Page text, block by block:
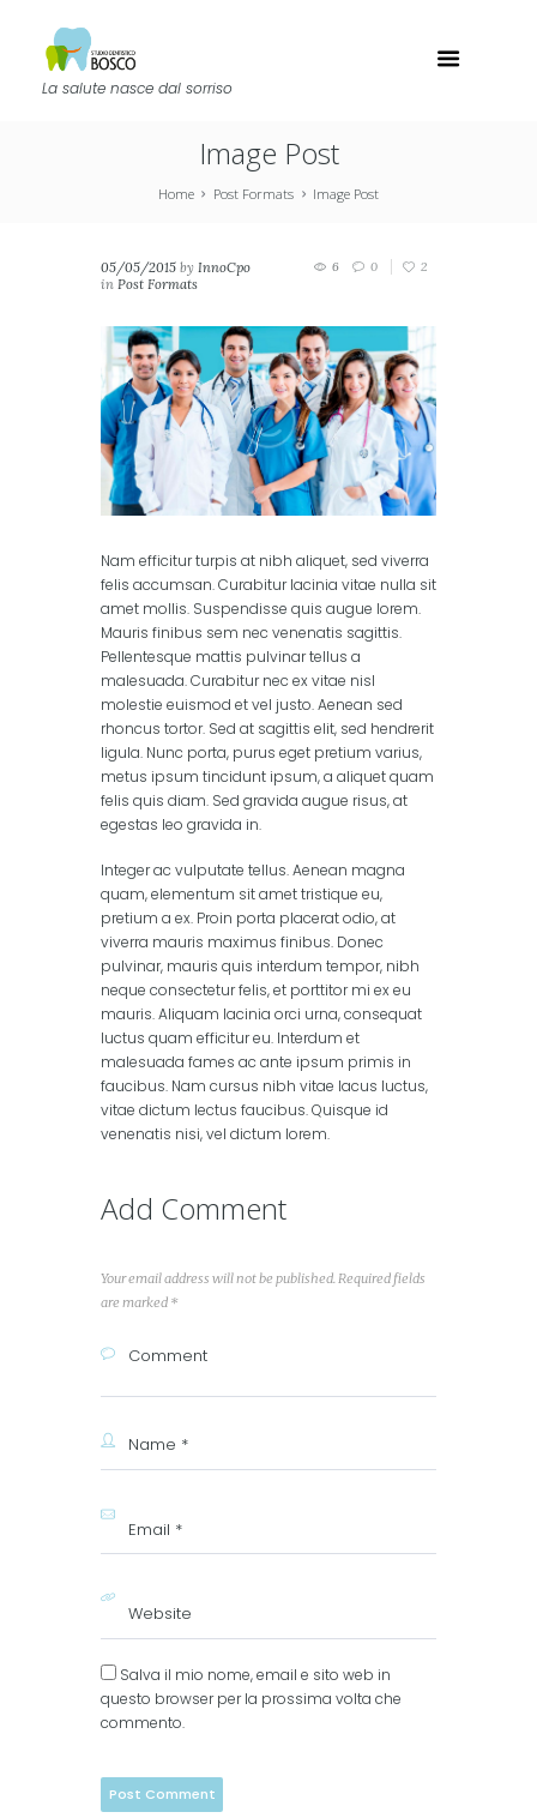
La salute nasce dal sorriso
Image Post
Home Post Formats Image Post
05/05/2015 by InnoCpo
in Post Formats
6 0 2
Nam efficitur turpis at nibh aliquet, sed viverra
felis accumsan. Curabitur lacinia vitae nulla sit
amet mollis. Suspendisse quis augue lorem.
Mauris finibus sem nec venenatis sagittis.
Pellentesque mattis pulvinar tellus a
malesuada. Curabitur nec ex vitae nisl
molestie euismod et vel justo. Aenean sed
rhoncus tortor. Sed at sagittis elit, sed hendrerit
ligula. Nunc porta, purus eget pretium varius,
metus ipsum tincidunt ipsum, a aliquet quam
felis quis diam. Sed gravida augue risus, at
egestas leo gravida in.
Integer ac vulputate tellus. Aenean magna
quam, elementum sit amet tristique eu,
pretium a ex. Proin porta placerat odio, at
viverra mauris maximus finibus. Donec
pulvinar, mauris quis interdum tempor, nibh
neque consectetur felis, et porttitor mi ex eu
mauris. Aliquam lacinia orci urna, consequat
luctus quam efficitur eu. Interdum et
malesuada fames ac ante ipsum primis in
faucibus. Nam cursus nibh vitae lacus luctus,
vitae dictum lectus faucibus. Quisque id
venenatis nisi, vel dictum lorem.
Add Comment
Your email address will not be published. Required fields
are marked *
Salva il mio nome, email e sito web in
questo browser per la prossima volta che
commento.